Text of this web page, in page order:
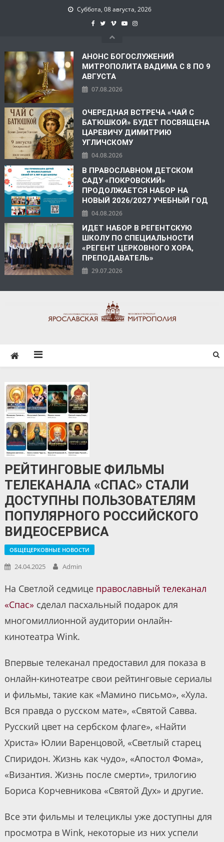
Суббота, 08 августа, 2026
АНОНС БОГОСЛУЖЕНИЙ
МИТРОПОЛИТА ВАДИМА С 8 ПО 9
АВГУСТА
07.08.2026
ОЧЕРЕДНАЯ ВСТРЕЧА «ЧАЙ С
БАТЮШКОЙ» БУДЕТ ПОСВЯЩЕНА
ЦАРЕВИЧУ ДИМИТРИЮ
УГЛИЧСКОМУ
04.08.2026
В ПРАВОСЛАВНОМ ДЕТСКОМ
САДУ «ПОКРОВСКИЙ»
ПРОДОЛЖАЕТСЯ НАБОР НА
НОВЫЙ 2026/2027 УЧЕБНЫЙ ГОД
04.08.2026
ИДЕТ НАБОР В РЕГЕНТСКУЮ
ШКОЛУ ПО СПЕЦИАЛЬНОСТИ
«РЕГЕНТ ЦЕРКОВНОГО ХОРА,
ПРЕПОДАВАТЕЛЬ»
29.07.2026
РЕЙТИНГОВЫЕ ФИЛЬМЫ
ТЕЛЕКАНАЛА «СПАС» СТАЛИ
ДОСТУПНЫ ПОЛЬЗОВАТЕЛЯМ
ПОПУЛЯРНОГО РОССИЙСКОГО
ВИДЕОСЕРВИСА
ОБЩЕЦЕРКОВНЫЕ НОВОСТИ
24.04.2025 Admin
На Светлой седмице православный телеканал
«Спас»сделал пасхальный подарок для
многомиллионной аудитории онлайн-
кинотеатра Wink.
Впервые телеканал предоставил для показа в
онлайн-кинотеатре свои рейтинговые сериалы
и фильмы, такие как «Мамино письмо», «Хула.
Вся правда о русском мате», «Святой Савва.
Русский цвет на сербском флаге», «Найти
Христа» Юлии Варенцовой, «Светлый старец
Спиридон. Жизнь как чудо», «Апостол Фома»,
«Византия. Жизнь после смерти», трилогию
Бориса Корчевникова «Святой Дух» и другие.
Все эти фильмы и телециклы уже доступны для
просмотра в Wink, некоторые из них успели